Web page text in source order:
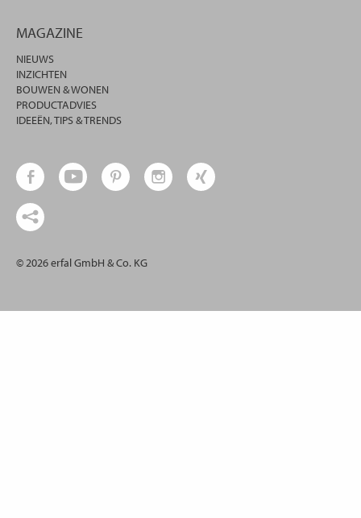
MAGAZINE
NIEUWS
INZICHTEN
BOUWEN & WONEN
PRODUCTADVIES
IDEEËN, TIPS & TRENDS
© 2026 erfal GmbH & Co. KG